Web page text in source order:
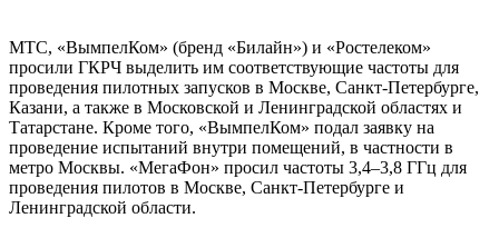
МТС, «ВымпелКом» (бренд «Билайн») и «Ростелеком»
просили ГКРЧ выделить им соответствующие частоты для
проведения пилотных запусков в Москве, Санкт-Петербурге,
Казани, а также в Московской и Ленинградской областях и
Татарстане. Кроме того, «ВымпелКом» подал заявку на
проведение испытаний внутри помещений, в частности в
метро Москвы. «МегаФон» просил частоты 3,4–3,8 ГГц для
проведения пилотов в Москве, Санкт-Петербурге и
Ленинградской области.